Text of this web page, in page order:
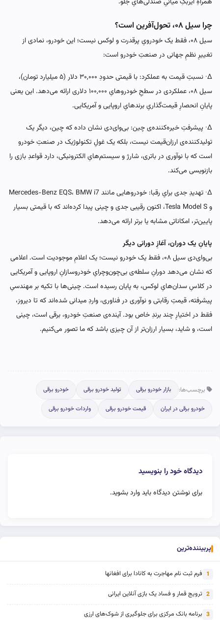
چرا سیل ۰۸، تحول‌آفرین است؟
سیل ۰۸، فقط یک خودرویِ پرقدرت و لوکس نیست؛ این خودرو، نمادی از
تغییرِ نظمِ جهانی در صنعتِ خودرو است:
∆· نسبتِ قیمت به عملکرد: با قیمتی حدودِ ۳۰,۰۰۰ دلار (۵ میلیارد تومان)،
سیل ۰۸، عملکردی در سطحِ خودروهایِ ۱۰۰,۰۰۰ دلاری ارائه می‌دهد. این یعنی
پایانِ انحصارِ قیمت‌گذاریِ برندهایِ اروپایی و آمریکایی.
∆· پیشرفتِ خیره‌کننده‌ی چین: بی‌وای‌دی نشان داده که چین، دیگر یک
تولیدکننده‌ی ارزان‌قیمت نیست، بلکه یک غولِ تکنولوژیک در صنعتِ خودرو
است که با نوآوری در باتری، شارژ و سیستم‌هایِ الکترونیکی، دارد قواعدِ بازی را
بازنویسی می‌کند.
∆· تهدیدِ جدی برایِ رقبا: خودروهایی مانند Mercedes-Benz EQS، BMW i7
و Tesla Model S، اکنون رقیبی جدی و چینی پیدا کرده‌اند که با قیمتی بسیار
پایین‌تر، امکاناتی مشابه یا برتر ارائه می‌دهد.
پایانِ یک دوران، آغازِ دورانی دیگر
بی‌وای‌دی سیل ۰۸، فقط یک خودرو نیست؛ یک اعلامِ موجودیت است. اعلامی
که نشان می‌دهد دورانِ سلطه‌ی بی‌چون‌وچرایِ خودروسازانِ اروپایی و آمریکایی
در کلاسِ سدان‌هایِ لوکس، به پایان رسیده است. چینی‌ها با تکیه بر مهندسیِ
پیشرفته، قیمتِ رقابتی و نوآوری در فناوری، واردِ میدانی شده‌اند که تا دیروز،
فقط در اختیارِ چند برندِ خاص بود. آینده‌ی صنعتِ خودرو، برقی است، چینی
است، و شاید، بسیار ارزان‌تر از آن چیزی باشد که ما تصور می‌کنیم.
برچسب‌ها: بازار خودرو برقی تولید خودرو برقی خودرو برقی
خودرو برقی در ایران قیمت خودرو برقی واردات خودرو برقی
دیدگاه خود را بنویسید
برای نوشتن دیدگاه بایدوارد بشوید.
پربیننده‌ترین
1 فرم ثبت نام مهاجرت به کانادا برای افغانها
2 ترویج قمار و فساد یک بازی آنلاین ایرانی
3 برنامه بانک مرکزی برای جلوگیری از شوک‌های ارزی